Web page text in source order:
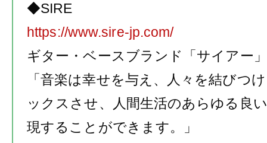
◆SIRE
https://www.sire-jp.com/
ギター・ベースブランド「サイアー
「音楽は幸せを与え、人々を結びつ
ックスさせ、人間生活のあらゆる良
現することができます。」